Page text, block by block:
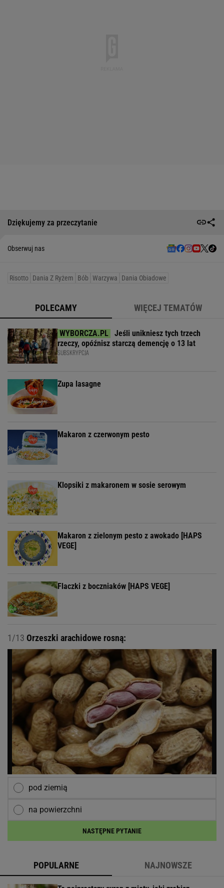
Dziękujemy za przeczytanie
Obserwuj nas
Risotto Dania Z Ryżem Bób Warzywa Dania Obiadowe
POLECAMY WIĘCEJ TEMATÓW
Jeśli unikniesz tych trzech
rzeczy, opóźnisz starczą demencję o 13 lat
SUBSKRYPCJA
Zupa lasagne
Makaron z czerwonym pesto
Klopsiki z makaronem w sosie serowym
Makaron z zielonym pesto z awokado [HAPS
VEGE]
Flaczki z boczniaków [HAPS VEGE]
1/13 Orzeszki arachidowe rosną:
pod ziemią
na powierzchni
NASTĘPNE PYTANIE
POPULARNE NAJNOWSZE